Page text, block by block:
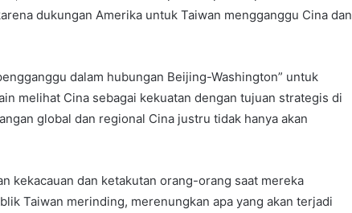
dukungan Amerika untuk Taiwan mengganggu Cina dan
dalam hubungan Beijing-Washington” untuk
melihat Cina sebagai kekuatan dengan tujuan strategis di
global dan regional Cina justru tidak hanya akan
kekacauan dan ketakutan orang-orang saat mereka
Taiwan merinding, merenungkan apa yang akan terjadi